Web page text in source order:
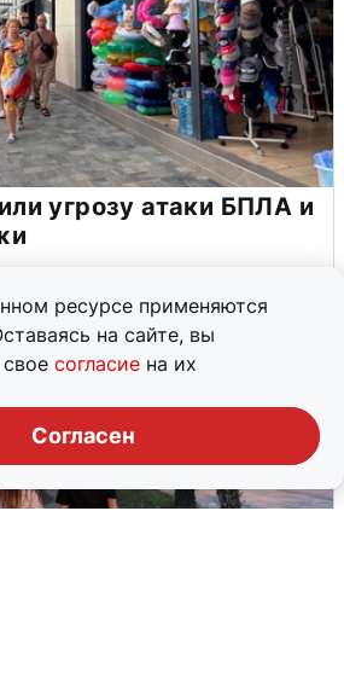
ресурсе применяются
на сайте, вы
согласие на их
Согласен
угрозу атаки БПЛА и